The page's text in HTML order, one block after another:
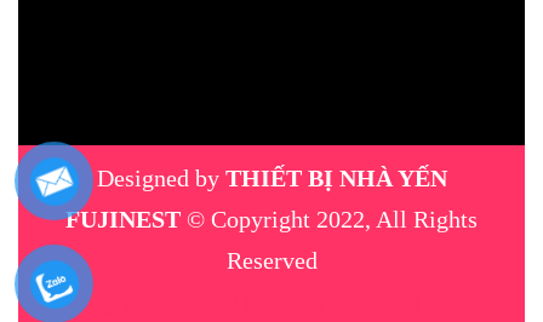
Designed by THIẾT BỊ NHÀ YẾN
FUJINEST © Copyright 2022, All Rights
Reserved
máy phun sương